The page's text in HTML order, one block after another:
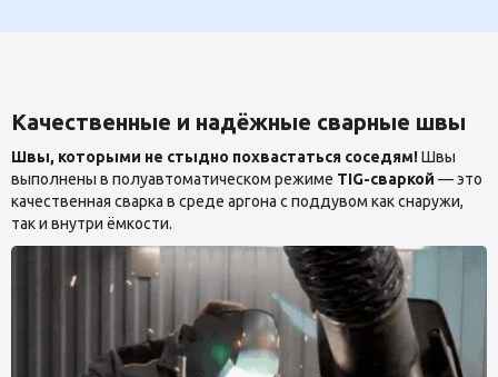
Качественные и надёжные сварные швы
Швы, которыми не стыдно похвастаться соседям!Швы
выполнены в полуавтоматическом режиме TIG-сваркой — это
качественная сварка в среде аргона с поддувом как снаружи,
так и внутри ёмкости.